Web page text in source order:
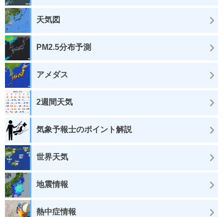
天気図
PM2.5分布予測
アメダス
2週間天気
気象予報士のポイント解説
世界天気
地震情報
熱中症情報